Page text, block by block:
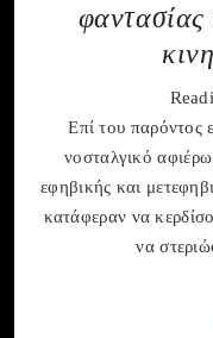
Επί του παρόντος
νοσταλγικό
εφηβικής και
κατάφεραν να
να